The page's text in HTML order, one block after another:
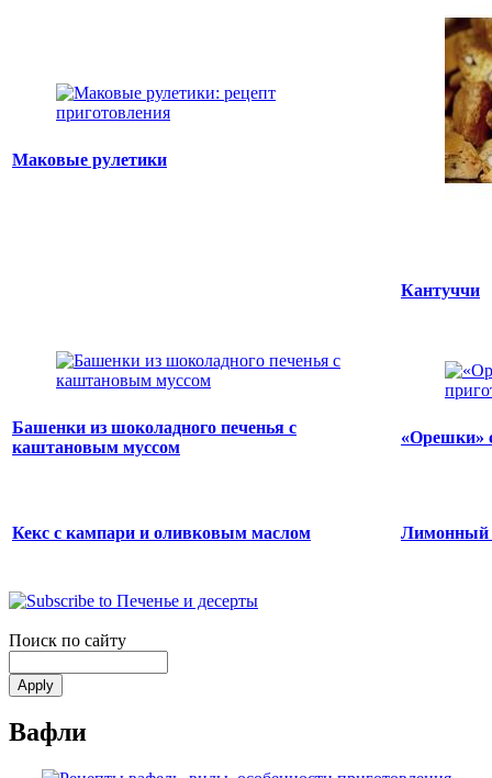
Маковые рулетики
Кантуччи
Башенки из шоколадного печенья с
каштановым муссом
«Орешки»
Кекс с кампари и оливковым маслом Лимонный
Поиск по сайту
Вафли